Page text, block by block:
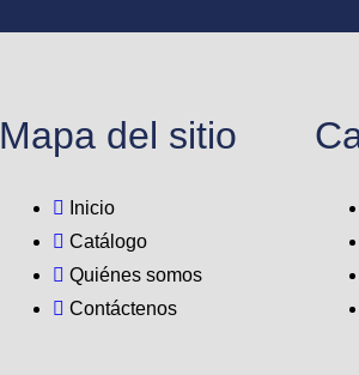
Mapa del sitio
Inicio
Catálogo
Quiénes somos
Contáctenos